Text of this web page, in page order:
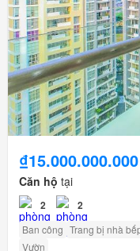
₫15.000.000.000
Căn hộ tại
2 2
Ban công Trang bị nhà
Vườn